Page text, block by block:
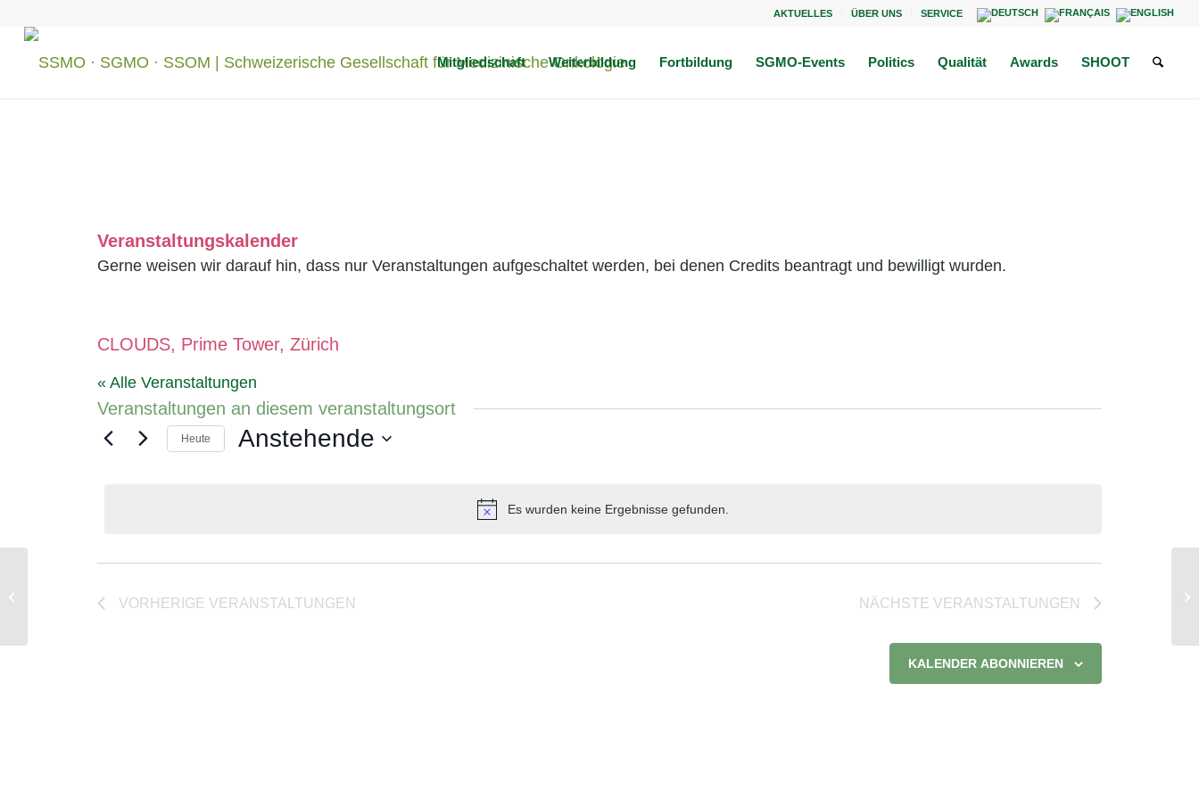
AKTUELLES ÜBER UNS SERVICE
Mitgliedschaft Weiterbildung Fortbildung SGMO-Events Politics Qualität Awards SHOOT
Veranstaltungskalender
Gerne weisen wir darauf hin, dass nur Veranstaltungen aufgeschaltet werden, bei denen Credits beantragt und bewilligt wurden.
CLOUDS, Prime Tower, Zürich
« Alle Veranstaltungen
Veranstaltungen an diesem veranstaltungsort
Hinweis
Es wurden keine Ergebnisse gefunden.
Heute Anstehende
VORHERIGE VERANSTALTUNGEN NÄCHSTE VERANSTALTUNGEN
KALENDER ABONNIEREN
Universitätsspital Basel